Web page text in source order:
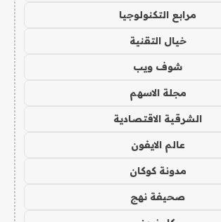
مرابع التكنولوجيا
خيال التقنية
شوف ويب
مجلة الاسهم
الشرقية الاقتصادية
عالم الايفون
مدونة كوكان
صحيفة نهج